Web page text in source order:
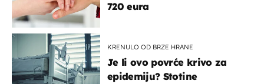
720 eura
KRENULO OD BRZE HRANE
Je li ovo povrće krivo za
epidemiju? Stotine